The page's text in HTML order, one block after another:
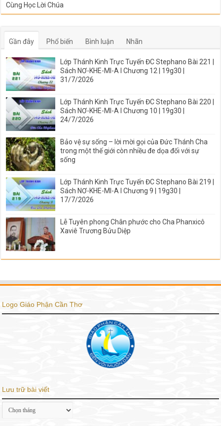
Cùng Học Lời Chúa
Gần đây Phổ biến Bình luận Nhãn
Lớp Thánh Kinh Trực Tuyến ĐC Stephano Bài 221 |
Sách NƠ-KHE-MI-A I Chương 12 | 19g30 |
31/7/2026
Lớp Thánh Kinh Trực Tuyến ĐC Stephano Bài 220 |
Sách NƠ-KHE-MI-A I Chương 10 | 19g30 |
24/7/2026
Bảo vệ sự sống – lời mời gọi của Đức Thánh Cha
trong một thế giới còn nhiều đe dọa đối với sự
sống
Lớp Thánh Kinh Trực Tuyến ĐC Stephano Bài 219 |
Sách NƠ-KHE-MI-A I Chương 9 | 19g30 |
17/7/2026
Lễ Tuyên phong Chân phước cho Cha Phanxicô
Xaviê Trương Bửu Diệp
Logo Giáo Phận Cần Thơ
Lưu trữ bài viết
Lưu
trữ